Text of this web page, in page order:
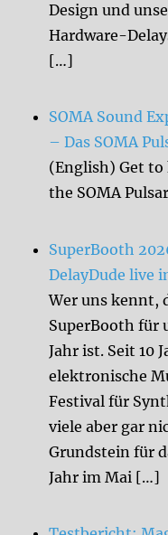
Design und
Hardware-
[…]
SOMA Sound
– Das SOMA
(English) Get to
the SOMA
SuperBooth
DelayDude live
Wer uns kennt,
SuperBooth für
Jahr ist. Seit 10
elektronische
Festival für
viele aber gar
Grundstein für
Jahr im Mai […]